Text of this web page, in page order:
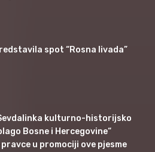
spot “Rosna livada”
kulturno-historijsko
Bosne i Hercegovine“
u promociji ove pjesme